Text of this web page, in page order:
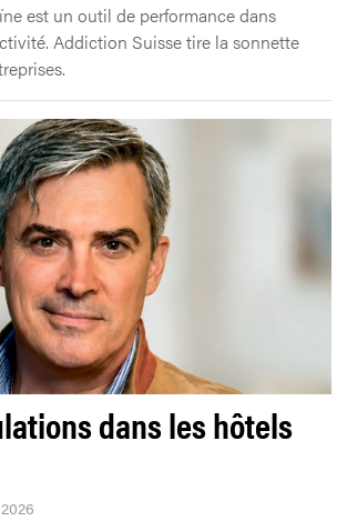
est un outil de performance dans
Addiction Suisse tire la sonnette
dans les hôtels